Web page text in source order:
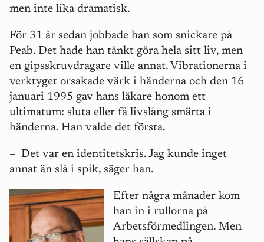
men inte lika dramatisk.
För 31 år sedan jobbade han som snickare på
Peab. Det hade han tänkt göra hela sitt liv, men
en gipsskruvdragare ville annat. Vibrationerna i
verktyget orsakade värk i händerna och den 16
januari 1995 gav hans läkare honom ett
ultimatum: sluta eller få livslång smärta i
händerna. Han valde det första.
–
Det var en identitetskris. Jag kunde inget
annat än slå i spik, säger han.
Efter några månader kom
han in i rullorna på
Arbetsförmedlingen. Men